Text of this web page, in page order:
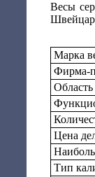
Весы
Марка
Фирма-
Цена
Тип